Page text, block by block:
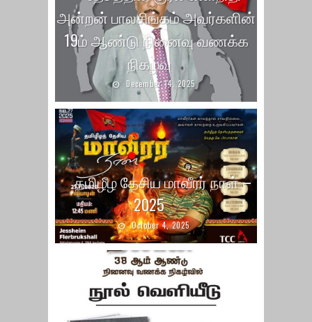
அன்றன் பாலசிங்கம் அவர்களின்
19ம் ஆண்டு நினைவு வணக்க
நிகழ்வு
December 14, 2025
தமிழீழ தேசிய மாவீரர் நாள் –
2025
October 4, 2025